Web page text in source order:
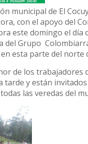
municipal de El
con el apoyo del
este domingo el día
del Grupo
esta parte del norte
de los trabajadores
tarde y están
las veredas del